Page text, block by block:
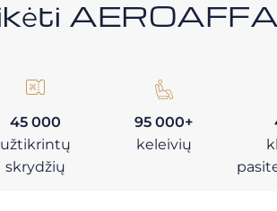
45 000
užtikrintų
skrydžių
95 000+
keleivių